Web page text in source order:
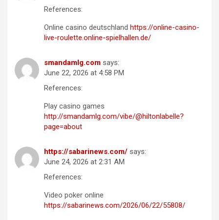
References:
Online casino deutschland https://online-casino-
live-roulette.online-spielhallen.de/
smandamlg.com says:
June 22, 2026 at 4:58 PM
References:
Play casino games
http://smandamlg.com/vibe/@hiltonlabelle?
page=about
https://sabarinews.com/ says:
June 24, 2026 at 2:31 AM
References:
Video poker online
https://sabarinews.com/2026/06/22/55808/